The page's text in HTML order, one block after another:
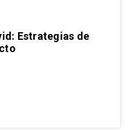
Estrategias de